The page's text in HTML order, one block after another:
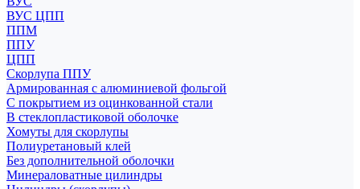
ВУС ЦПП
ППМ
ППУ
ЦПП
Скорлупа ППУ
Армированная с алюминиевой фольгой
С покрытием из оцинкованной стали
В стеклопластиковой оболочке
Хомуты для скорлупы
Полиуретановый клей
Без дополнительной оболочки
Минераловатные цилиндры